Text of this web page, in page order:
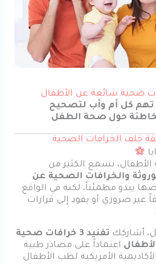
تهم كل أم وأب لتصحيح
حول صحة الطفل
خلف الخرافات الصحية
الأطفال، نسمع الكثير من
والخرافات الصحية عن
يبدو مطمئناً، لكنه في الواقع
غير ضروري أو يقود إلى قرارات
أشاركك
تفنيد 3 خرافات صحية
اعتماداً على مصادر طبية
الأمريكية لطب الأطفال